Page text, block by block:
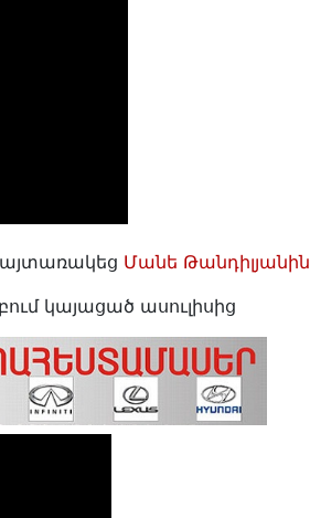
Մանե Թանդիլյանին
կայացած ասուլիսից